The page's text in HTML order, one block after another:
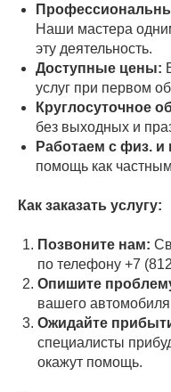
Наши мастера
эту деятельность.
Доступные цены:
услуг при первом
Круглосуточное
без выходных и
Работаем с физ.
помощь как
Как заказать услугу:
Позвоните нам:
по телефону +7
Опишите
вашего
Ожидайте
специалисты
окажут помощь.